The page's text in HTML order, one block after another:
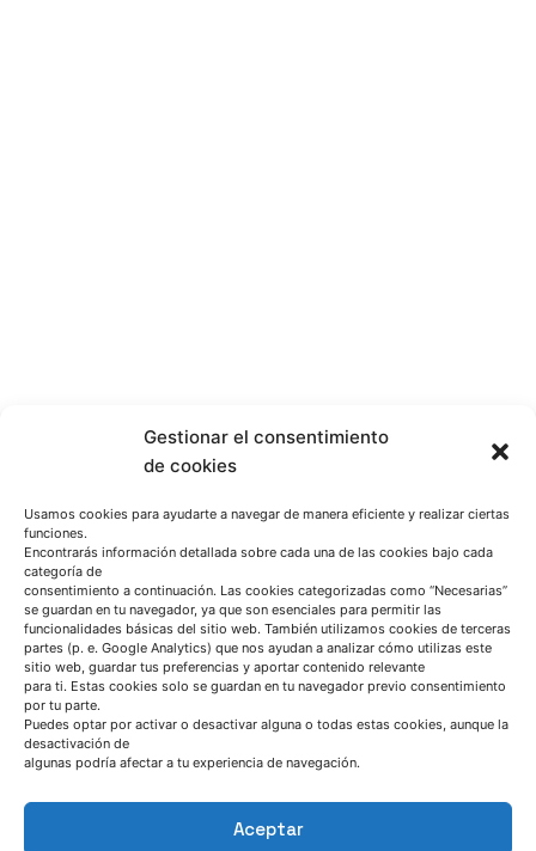
Gestionar el consentimiento
de cookies
Usamos cookies para ayudarte a navegar de manera eficiente y realizar ciertas
funciones.
Encontrarás información detallada sobre cada una de las cookies bajo cada
categoría de
consentimiento a continuación. Las cookies categorizadas como “Necesarias”
se guardan en tu navegador, ya que son esenciales para permitir las
funcionalidades básicas del sitio web. También utilizamos cookies de terceras
partes (p. e. Google Analytics) que nos ayudan a analizar cómo utilizas este
sitio web, guardar tus preferencias y aportar contenido relevante
para ti. Estas cookies solo se guardan en tu navegador previo consentimiento
por tu parte.
Puedes optar por activar o desactivar alguna o todas estas cookies, aunque la
desactivación de
algunas podría afectar a tu experiencia de navegación.
Aceptar
HABLEMOS